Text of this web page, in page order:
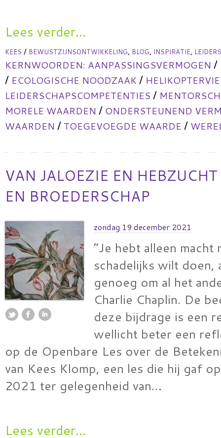
Lees verder...
KEES / BEWUSTZIJNSONTWIKKELING, BLOG, INSPIRATIE,
KERNWOORDEN: AANPASSINGSVERMOGEN /
/ ECOLOGISCHE NOODZAAK /
LEIDERSCHAPSCOMPETENTIES /
MORELE WAARDEN / ONDERSTEUNEND
WAARDEN / TOEGEVOEGDE WAARDE /
VAN JALOEZIE EN
EN BROEDERSCHAP
zondag 19 december 2021
“Je hebt alleen macht
schadelijks wilt doen,
genoeg om al het
Charlie Chaplin. De
deze bijdrage is een
wellicht beter een
op de Openbare Les over de
van Kees Klomp, een les die hij gaf
2021 ter gelegenheid van…
Lees verder...